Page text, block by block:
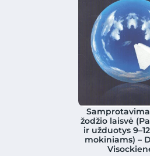
žodžio laisvė
ir užduotys
mokiniams) –